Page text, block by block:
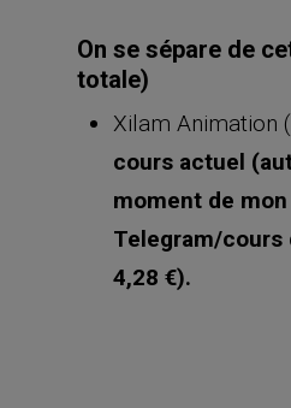
On se sépare de
totale)
Xilam Animation
cours actuel
moment de
Telegram/cours
4,28 €).